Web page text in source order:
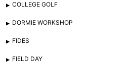
COLLEGE GOLF
DORMIE WORKSHOP
FIDES
FIELD DAY